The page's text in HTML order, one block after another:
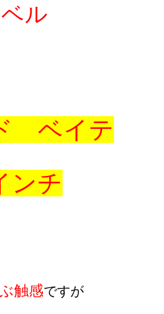
ル
ベイテ
ンチ
触感ですが